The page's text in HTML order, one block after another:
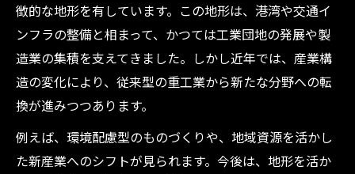
徴的な地形を有しています。この地形は、港湾や交通イ
ンフラの整備と相まって、かつては工業団地の発展や製
造業の集積を支えてきました。しかし近年では、産業構
造の変化により、従来型の重工業から新たな分野への転
換が進みつつあります。
例えば、環境配慮型のものづくりや、地域資源を活かし
た新産業へのシフトが見られます。今後は、地形を活か